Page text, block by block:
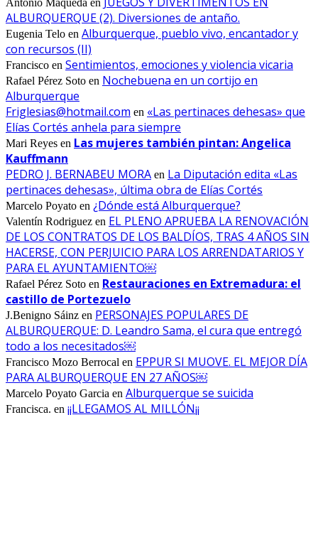
ALBURQUERQUE (2). Diversiones de antaño.
Eugenia Telo en Alburquerque, pueblo vivo, encantador y
con recursos (II)
Francisco en Sentimientos, emociones y violencia vicaria
Rafael Pérez Soto en Nochebuena en un cortijo en
Alburquerque
Friglesias@hotmail.com en «Las pertinaces dehesas» que
Elías Cortés anhela para siempre
Mari Reyes en Las mujeres también pintan: Angelica
Kauffmann
PEDRO J. BERNABEU MORA en La Diputación edita «Las
pertinaces dehesas», última obra de Elías Cortés
Marcelo Poyato en ¿Dónde está Alburquerque?
Valentín Rodriguez en EL PLENO APRUEBA LA RENOVACIÓN
DE LOS CONTRATOS DE LOS BALDÍOS, TRAS 4 AÑOS SIN
HACERSE, CON PERJUICIO PARA LOS ARRENDATARIOS Y
PARA EL AYUNTAMIENTO￼
Rafael Pérez Soto en Restauraciones en Extremadura: el
castillo de Portezuelo
J.Benigno Sáinz en PERSONAJES POPULARES DE
ALBURQUERQUE: D. Leandro Sama, el cura que entregó
todo a los necesitados￼
Francisco Mozo Berrocal en EPPUR SI MUOVE. EL MEJOR DÍA
PARA ALBURQUERQUE EN 27 AÑOS￼
Marcelo Poyato Garcia en Alburquerque se suicida
Francisca. en ¡¡LLEGAMOS AL MILLÓN¡¡